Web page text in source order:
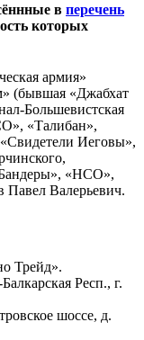
в перечень
которых
армия»
(бывшая «Джабхат
Большевистская
«Талибан»,
Иеговы»,
«НСО»,
Павел Валерьевич.
Трейд».
Респ., г.
шоссе, д.